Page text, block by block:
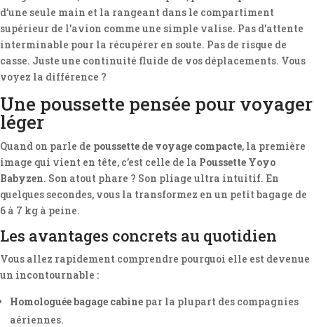
d’une seule main et la rangeant dans le compartiment
supérieur de l’avion comme une simple valise. Pas d’attente
interminable pour la récupérer en soute. Pas de risque de
casse. Juste une continuité fluide de vos déplacements. Vous
voyez la différence ?
Une poussette pensée pour voyager
léger
Quand on parle de poussette de voyage compacte, la première
image qui vient en tête, c’est celle de la Poussette Yoyo
Babyzen. Son atout phare ? Son pliage ultra intuitif. En
quelques secondes, vous la transformez en un petit bagage de
6 à 7 kg à peine.
Les avantages concrets au quotidien
Vous allez rapidement comprendre pourquoi elle est devenue
un incontournable :
Homologuée bagage cabine par la plupart des compagnies
aériennes.